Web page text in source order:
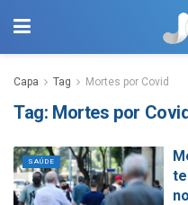
Capa Tag Mortes por Covid
Tag: Mortes por
SAÚDE